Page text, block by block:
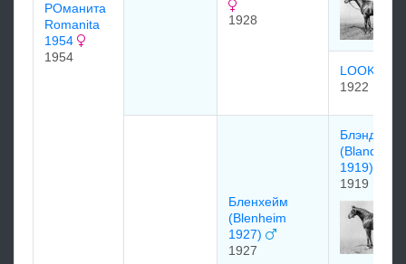
РОманита
Romanita
1954
1954
1928
LOOK UP
1922
Бленхейм
(Blenheim
1927)
1927
(Blandford
1919)
1919